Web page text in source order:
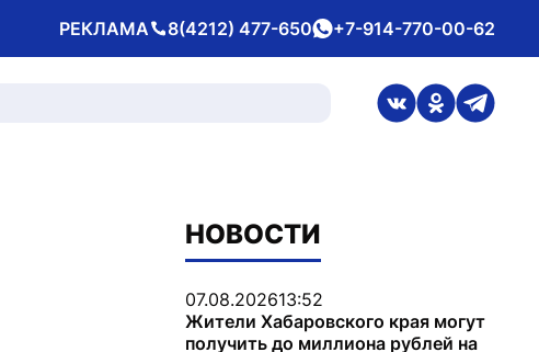
РЕКЛАМА
Телефон 8(4212) 477-650whatsApp
+7-914-770-00-62
ссылка на
ссылка на
НОВОСТИ
07.08.202613:52
Жители Хабаровского края могут
получить до миллиона рублей на